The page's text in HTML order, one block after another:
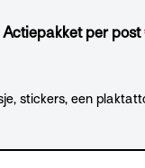
per post
stickers, een